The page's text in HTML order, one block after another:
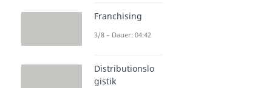
Franchising
3/8 – Dauer: 04:42
Distributionslo
gistik